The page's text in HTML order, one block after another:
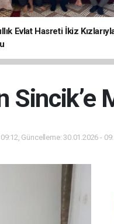
Evlat Hasreti İkiz
Sincik’e
Güncelleme: 30.01.2026 -